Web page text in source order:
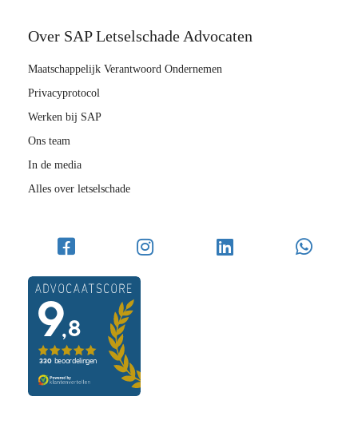
Over SAP Letselschade Advocaten
Maatschappelijk Verantwoord Ondernemen
Privacyprotocol
Werken bij SAP
Ons team
In de media
Alles over letselschade